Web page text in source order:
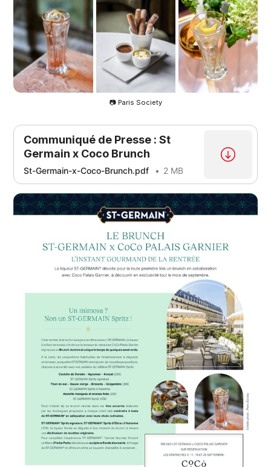
📷 Paris Society
Communiqué de Presse : St
Germain x Coco Brunch
St-Germain-x-Coco-Brunch.pdf 2 MB